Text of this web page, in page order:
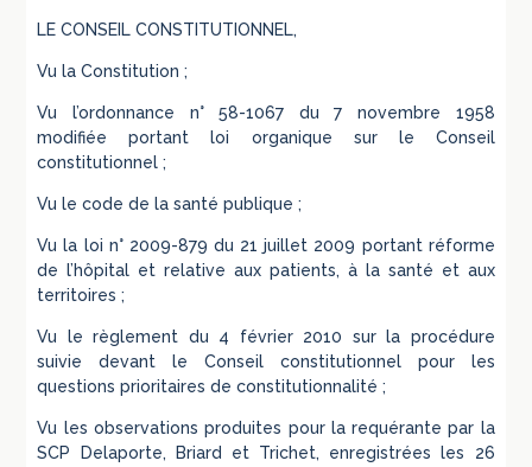
LE CONSEIL CONSTITUTIONNEL,
Vu la Constitution ;
Vu l’ordonnance n° 58-1067 du 7 novembre 1958
modifiée portant loi organique sur le Conseil
constitutionnel ;
Vu le code de la santé publique ;
Vu la loi n° 2009-879 du 21 juillet 2009 portant réforme
de l’hôpital et relative aux patients, à la santé et aux
territoires ;
Vu le règlement du 4 février 2010 sur la procédure
suivie devant le Conseil constitutionnel pour les
questions prioritaires de constitutionnalité ;
Vu les observations produites pour la requérante par la
SCP Delaporte, Briard et Trichet, enregistrées les 26